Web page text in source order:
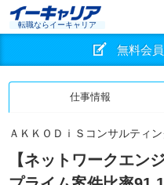
転職ならイーキャリア
無料会
仕事情報
ＡＫＫＯＤｉＳコンサルティ
【ネットワークエン